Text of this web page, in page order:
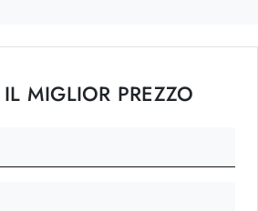
MIGLIOR PREZZO